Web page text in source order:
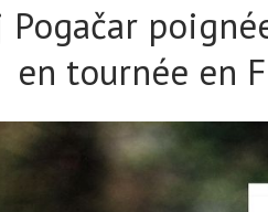
Pogačar
en tournée en